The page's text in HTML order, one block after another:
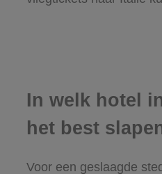
In welk hotel
het best
Voor een geslaagde